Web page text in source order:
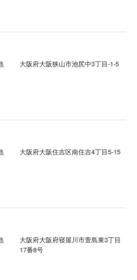
大阪府大阪狭山市池尻中3丁目-1-5
大阪府大阪住吉区南住吉4丁目5-15
大阪府大阪府寝屋川市萱島東3丁目
17番8号